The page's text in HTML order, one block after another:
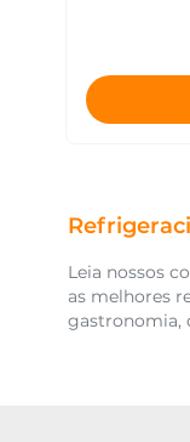
Leia nossos
as melhores
gastronomia,